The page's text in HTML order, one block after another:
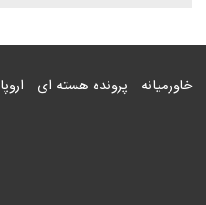
خاورمیانه پرونده هسته ای اروپا